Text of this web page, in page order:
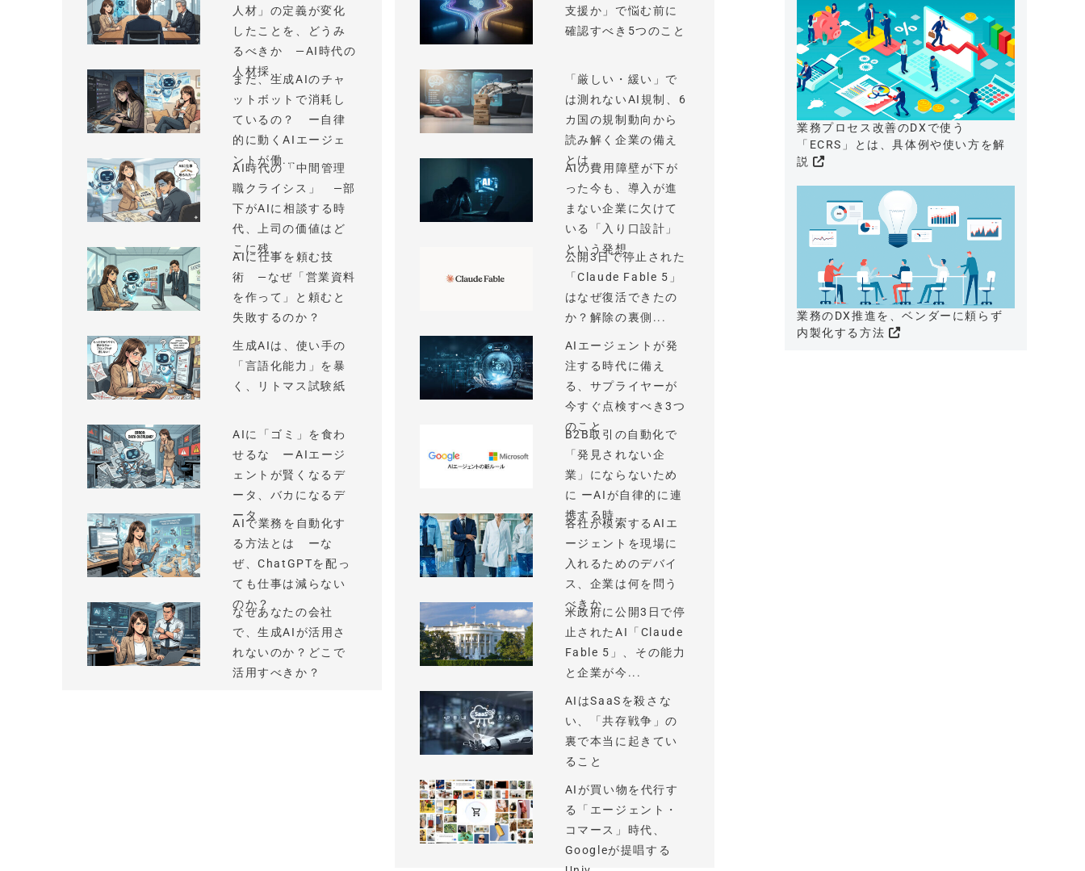
人材」の定義が変化
したことを、どうみ
るべきか —AI時代の
人材採...
まだ、生成AIのチャ
ットボットで消耗し
ているの？ ー自律
的に動くAIエージェ
ントが働...
AI時代の「中間管理
職クライシス」 —部
下がAIに相談する時
代、上司の価値はど
こに残...
AIに仕事を頼む技
術 —なぜ「営業資料
を作って」と頼むと
失敗するのか？
生成AIは、使い手の
「言語化能力」を暴
く、リトマス試験紙
AIに「ゴミ」を食わ
せるな ーAIエージ
ェントが賢くなるデ
ータ、バカになるデ
ータ
AIで業務を自動化す
る方法とは ーな
ぜ、ChatGPTを配っ
ても仕事は減らない
のか？
なぜあなたの会社
で、生成AIが活用さ
れないのか？どこで
活用すべきか？
支援か」で悩む前に
確認すべき5つのこと
「厳しい・緩い」で
は測れないAI規制、6
カ国の規制動向から
読み解く企業の備え
とは
AIの費用障壁が下が
った今も、導入が進
まない企業に欠けて
いる「入り口設計」
という発想
公開3日で停止された
「Claude Fable 5」
はなぜ復活できたの
か？解除の裏側...
AIエージェントが発
注する時代に備え
る、サプライヤーが
今すぐ点検すべき3つ
のこと
B2B取引の自動化で
「発見されない企
業」にならないため
に ーAIが自律的に連
携する時...
各社が模索するAIエ
ージェントを現場に
入れるためのデバイ
ス、企業は何を問う
べきか
米政府に公開3日で停
止されたAI「Claude
Fable 5」、その能力
と企業が今...
AIはSaaSを殺さな
い、「共存戦争」の
裏で本当に起きてい
ること
AIが買い物を代行す
る「エージェント・
コマース」時代、
Googleが提唱する
業務プロセス改善のDXで使う
「ECRS」とは、具体例や使い方を解
説
業務のDX推進を、ベンダーに頼らず
内製化する方法